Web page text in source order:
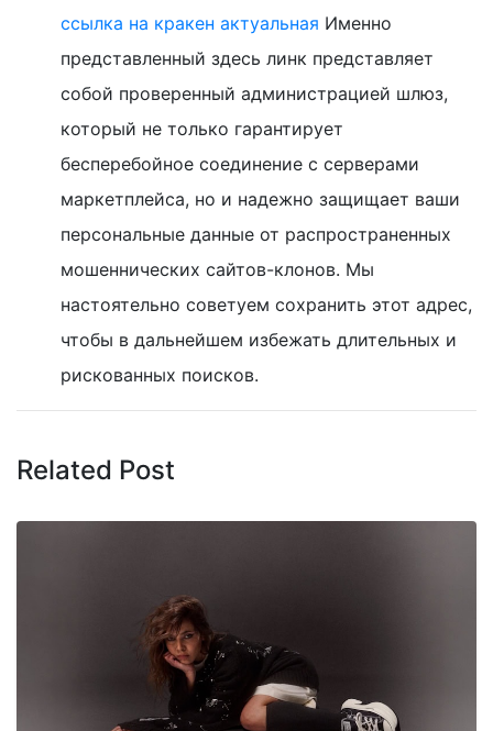
ссылка на кракен актуальная Именно
представленный здесь линк представляет
собой проверенный администрацией шлюз,
который не только гарантирует
бесперебойное соединение с серверами
маркетплейса, но и надежно защищает ваши
персональные данные от распространенных
мошеннических сайтов-клонов. Мы
настоятельно советуем сохранить этот адрес,
чтобы в дальнейшем избежать длительных и
рискованных поисков.
Related Post